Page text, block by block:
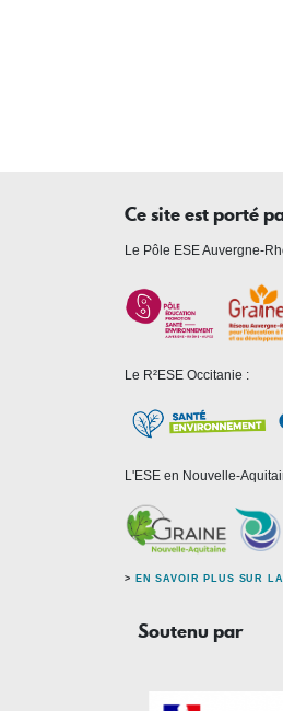
Ce site est porté
Le Pôle ESE Auvergne-
Le R²ESE Occitanie :
L'ESE en Nouvelle-
> EN SAVOIR PLUS SUR
Soutenu par